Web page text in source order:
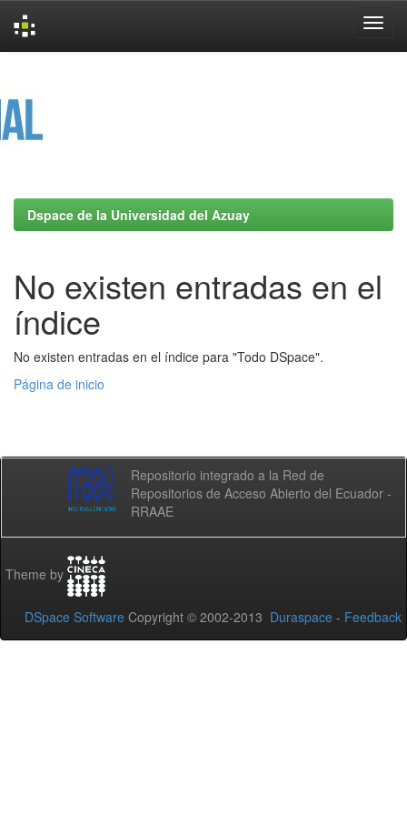
Dspace de la Universidad del Azuay
No existen entradas en el
índice
No existen entradas en el índice para "Todo DSpace".
Página de inicio
Repositorio integrado a la Red de
Repositorios de Acceso Abierto del Ecuador -
RRAAE
Theme by
DSpace Software Copyright © 2002-2013 Duraspace - Feedback